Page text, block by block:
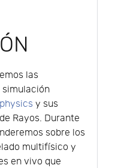
las
simulación
y sus
Rayos. Durante
sobre los
multifísico y
en vivo que